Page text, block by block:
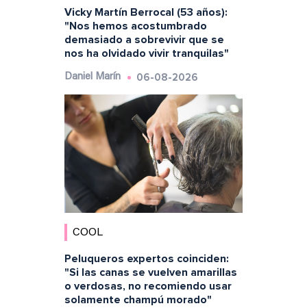
Vicky Martín Berrocal (53 años):
"Nos hemos acostumbrado
demasiado a sobrevivir que se
nos ha olvidado vivir tranquilas"
Daniel Marín 06-08-2026
COOL
Peluqueros expertos coinciden:
"Si las canas se vuelven amarillas
o verdosas, no recomiendo usar
solamente champú morado"